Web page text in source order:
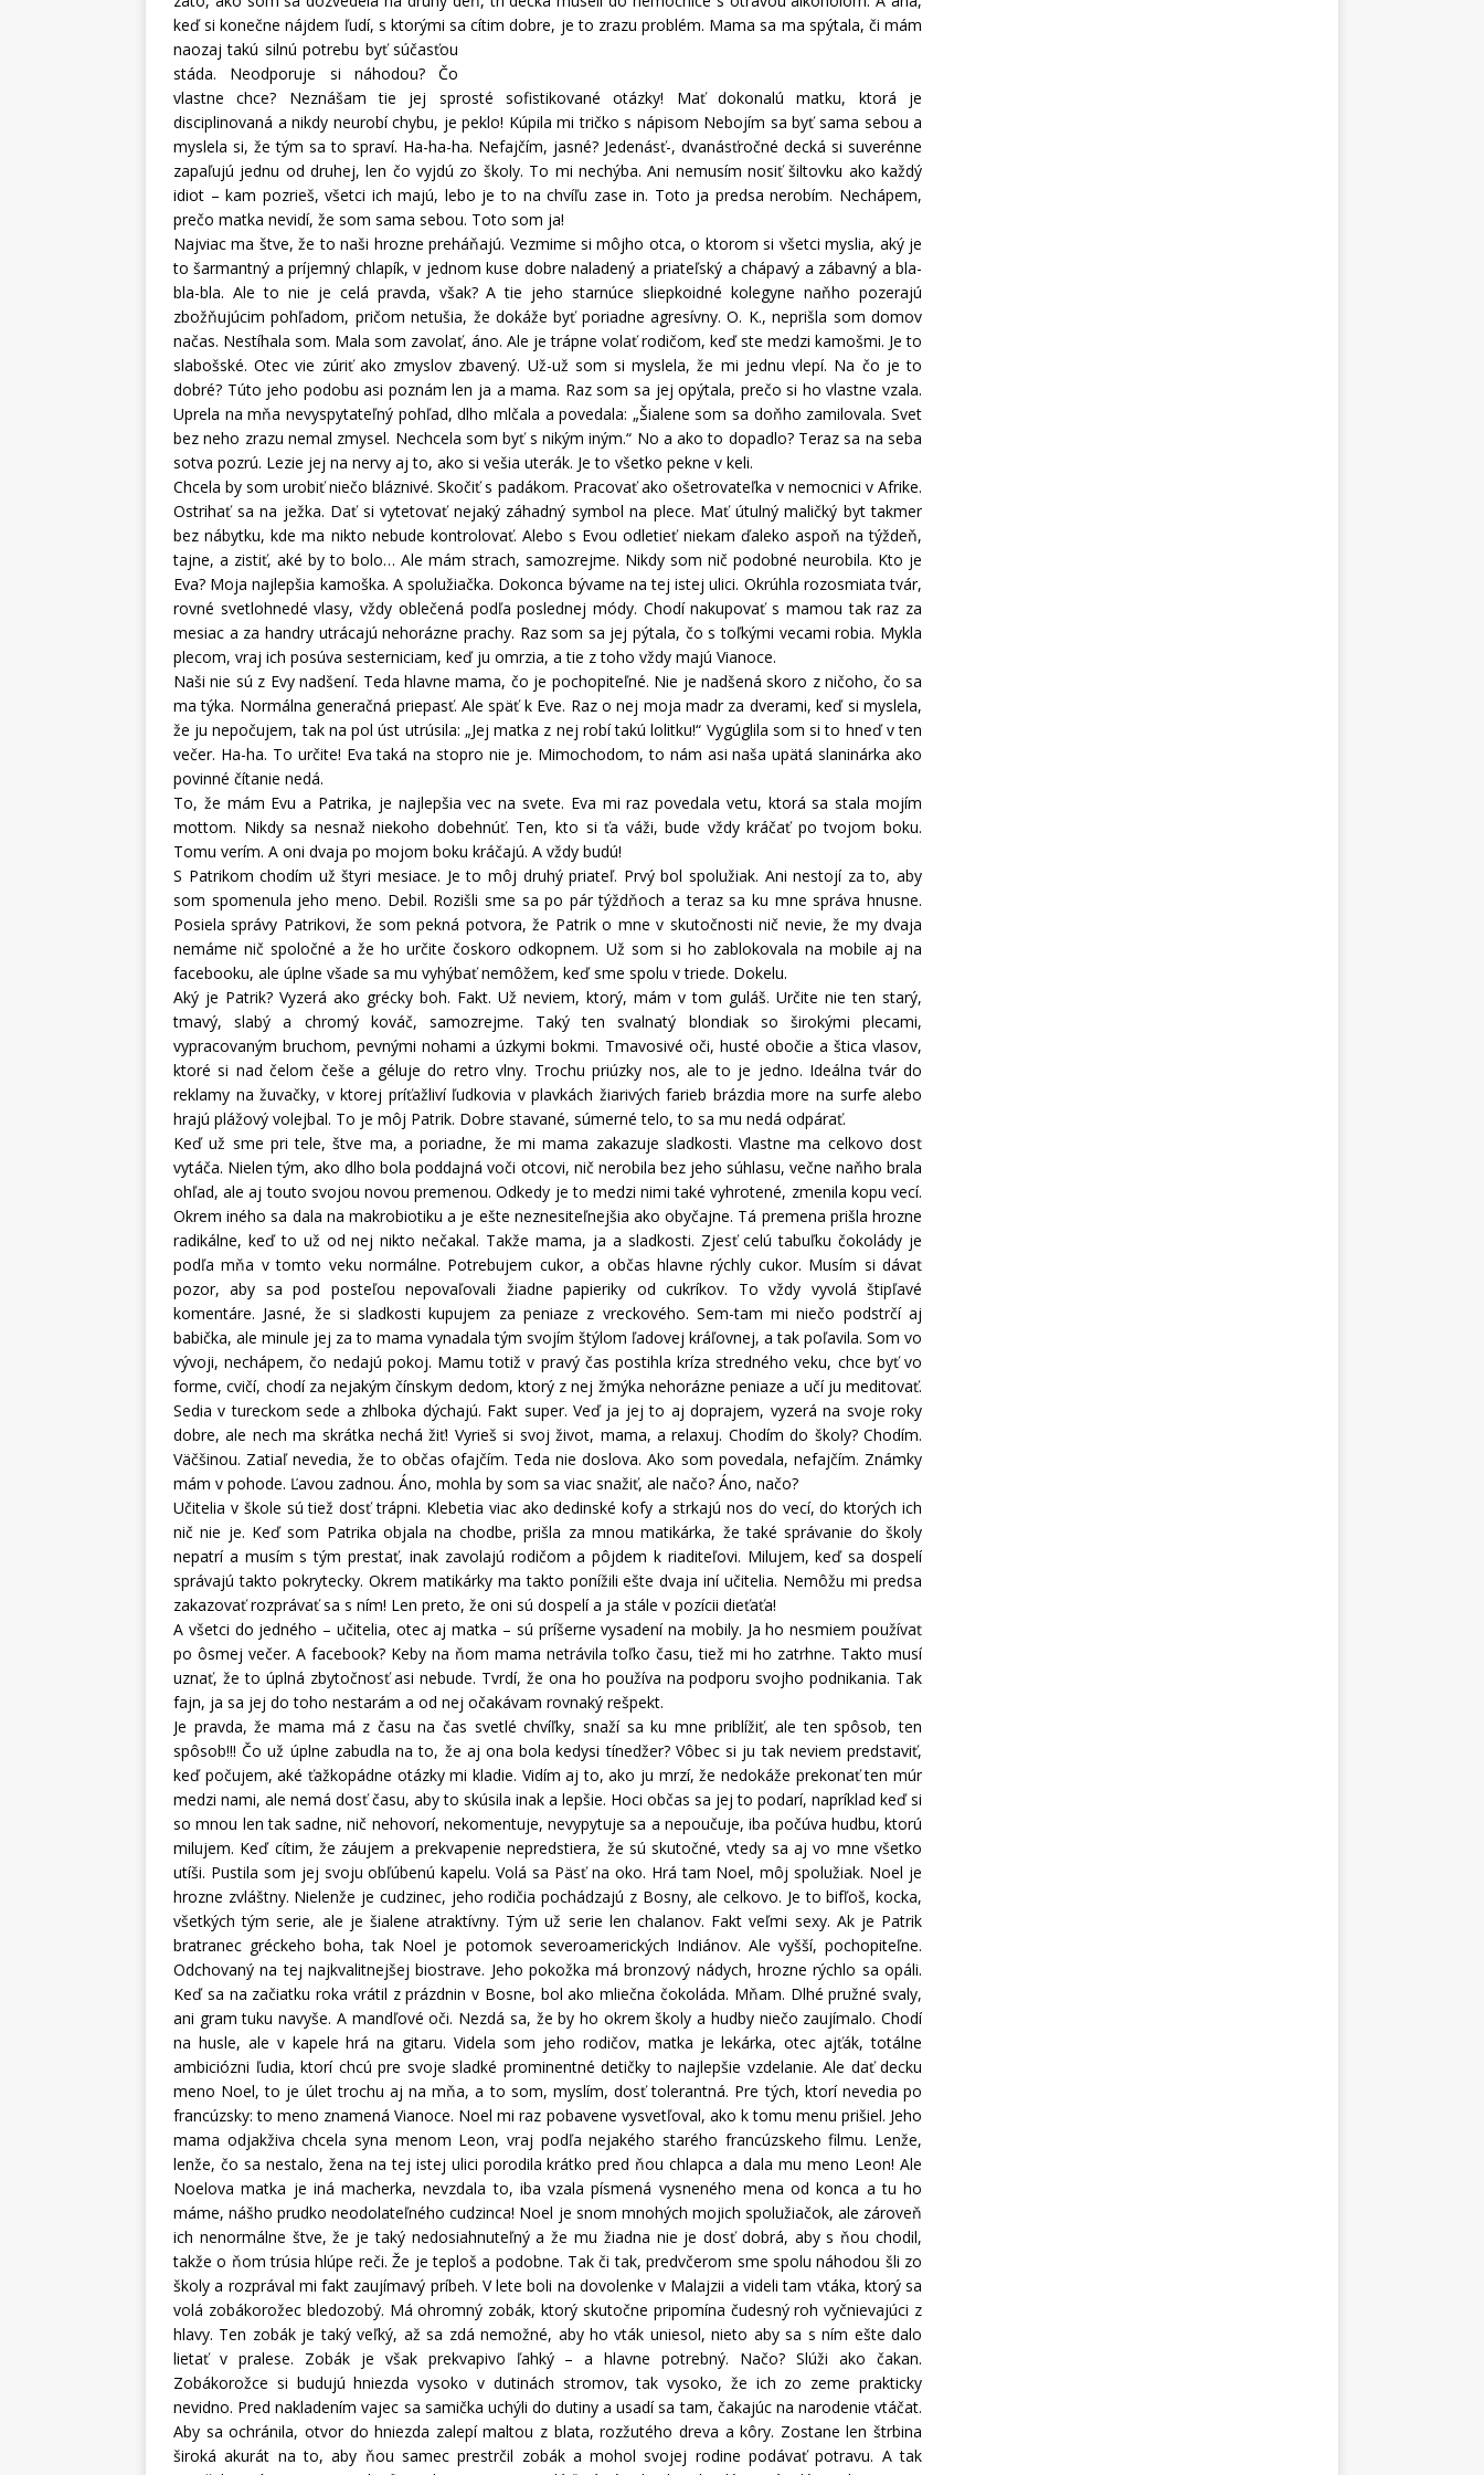
keď si konečne nájdem ľudí, s ktorými sa cítim dobre, je to zrazu problém. Mama sa ma spýtala, či mám
naozaj takú silnú potrebu byť súčasťou
stáda. Neodporuje si náhodou? Čo
vlastne chce? Neznášam tie jej sprosté sofistikované otázky! Mať dokonalú matku, ktorá je
disciplinovaná a nikdy neurobí chybu, je peklo! Kúpila mi tričko s nápisom Nebojím sa byť sama sebou a
myslela si, že tým sa to spraví. Ha-ha-ha. Nefajčím, jasné? Jedenásť-, dvanásťročné decká si suverénne
zapaľujú jednu od druhej, len čo vyjdú zo školy. To mi nechýba. Ani nemusím nosiť šiltovku ako každý
idiot – kam pozrieš, všetci ich majú, lebo je to na chvíľu zase in. Toto ja predsa nerobím. Nechápem,
prečo matka nevidí, že som sama sebou. Toto som ja!
Najviac ma štve, že to naši hrozne preháňajú. Vezmime si môjho otca, o ktorom si všetci myslia, aký je
to šarmantný a príjemný chlapík, v jednom kuse dobre naladený a priateľský a chápavý a zábavný a bla-
bla-bla. Ale to nie je celá pravda, však? A tie jeho starnúce sliepkoidné kolegyne naňho pozerajú
zbožňujúcim pohľadom, pričom netušia, že dokáže byť poriadne agresívny. O. K., neprišla som domov
načas. Nestíhala som. Mala som zavolať, áno. Ale je trápne volať rodičom, keď ste medzi kamošmi. Je to
slabošské. Otec vie zúriť ako zmyslov zbavený. Už-už som si myslela, že mi jednu vlepí. Na čo je to
dobré? Túto jeho podobu asi poznám len ja a mama. Raz som sa jej opýtala, prečo si ho vlastne vzala.
Uprela na mňa nevyspytateľný pohľad, dlho mlčala a povedala: „Šialene som sa doňho zamilovala. Svet
bez neho zrazu nemal zmysel. Nechcela som byť s nikým iným.“ No a ako to dopadlo? Teraz sa na seba
sotva pozrú. Lezie jej na nervy aj to, ako si vešia uterák. Je to všetko pekne v keli.
Chcela by som urobiť niečo bláznivé. Skočiť s padákom. Pracovať ako ošetrovateľka v nemocnici v Afrike.
Ostrihať sa na ježka. Dať si vytetovať nejaký záhadný symbol na plece. Mať útulný maličký byt takmer
bez nábytku, kde ma nikto nebude kontrolovať. Alebo s Evou odletieť niekam ďaleko aspoň na týždeň,
tajne, a zistiť, aké by to bolo… Ale mám strach, samozrejme. Nikdy som nič podobné neurobila. Kto je
Eva? Moja najlepšia kamoška. A spolužiačka. Dokonca bývame na tej istej ulici. Okrúhla rozosmiata tvár,
rovné svetlohnedé vlasy, vždy oblečená podľa poslednej módy. Chodí nakupovať s mamou tak raz za
mesiac a za handry utrácajú nehorázne prachy. Raz som sa jej pýtala, čo s toľkými vecami robia. Mykla
plecom, vraj ich posúva sesterniciam, keď ju omrzia, a tie z toho vždy majú Vianoce.
Naši nie sú z Evy nadšení. Teda hlavne mama, čo je pochopiteľné. Nie je nadšená skoro z ničoho, čo sa
ma týka. Normálna generačná priepasť. Ale späť k Eve. Raz o nej moja madr za dverami, keď si myslela,
že ju nepočujem, tak na pol úst utrúsila: „Jej matka z nej robí takú lolitku!“ Vygúglila som si to hneď v ten
večer. Ha-ha. To určite! Eva taká na stopro nie je. Mimochodom, to nám asi naša upätá slaninárka ako
povinné čítanie nedá.
To, že mám Evu a Patrika, je najlepšia vec na svete. Eva mi raz povedala vetu, ktorá sa stala mojím
mottom. Nikdy sa nesnaž niekoho dobehnúť. Ten, kto si ťa váži, bude vždy kráčať po tvojom boku.
Tomu verím. A oni dvaja po mojom boku kráčajú. A vždy budú!
S Patrikom chodím už štyri mesiace. Je to môj druhý priateľ. Prvý bol spolužiak. Ani nestojí za to, aby
som spomenula jeho meno. Debil. Rozišli sme sa po pár týždňoch a teraz sa ku mne správa hnusne.
Posiela správy Patrikovi, že som pekná potvora, že Patrik o mne v skutočnosti nič nevie, že my dvaja
nemáme nič spoločné a že ho určite čoskoro odkopnem. Už som si ho zablokovala na mobile aj na
facebooku, ale úplne všade sa mu vyhýbať nemôžem, keď sme spolu v triede. Dokelu.
Aký je Patrik? Vyzerá ako grécky boh. Fakt. Už neviem, ktorý, mám v tom guláš. Určite nie ten starý,
tmavý, slabý a chromý kováč, samozrejme. Taký ten svalnatý blondiak so širokými plecami,
vypracovaným bruchom, pevnými nohami a úzkymi bokmi. Tmavosivé oči, husté obočie a štica vlasov,
ktoré si nad čelom češe a géluje do retro vlny. Trochu priúzky nos, ale to je jedno. Ideálna tvár do
reklamy na žuvačky, v ktorej príťažliví ľudkovia v plavkách žiarivých farieb brázdia more na surfe alebo
hrajú plážový volejbal. To je môj Patrik. Dobre stavané, súmerné telo, to sa mu nedá odpárať.
Keď už sme pri tele, štve ma, a poriadne, že mi mama zakazuje sladkosti. Vlastne ma celkovo dosť
vytáča. Nielen tým, ako dlho bola poddajná voči otcovi, nič nerobila bez jeho súhlasu, večne naňho brala
ohľad, ale aj touto svojou novou premenou. Odkedy je to medzi nimi také vyhrotené, zmenila kopu vecí.
Okrem iného sa dala na makrobiotiku a je ešte neznesiteľnejšia ako obyčajne. Tá premena prišla hrozne
radikálne, keď to už od nej nikto nečakal. Takže mama, ja a sladkosti. Zjesť celú tabuľku čokolády je
podľa mňa v tomto veku normálne. Potrebujem cukor, a občas hlavne rýchly cukor. Musím si dávať
pozor, aby sa pod posteľou nepovaľovali žiadne papieriky od cukríkov. To vždy vyvolá štipľavé
komentáre. Jasné, že si sladkosti kupujem za peniaze z vreckového. Sem-tam mi niečo podstrčí aj
babička, ale minule jej za to mama vynadala tým svojím štýlom ľadovej kráľovnej, a tak poľavila. Som vo
vývoji, nechápem, čo nedajú pokoj. Mamu totiž v pravý čas postihla kríza stredného veku, chce byť vo
forme, cvičí, chodí za nejakým čínskym dedom, ktorý z nej žmýka nehorázne peniaze a učí ju meditovať.
Sedia v tureckom sede a zhlboka dýchajú. Fakt super. Veď ja jej to aj doprajem, vyzerá na svoje roky
dobre, ale nech ma skrátka nechá žiť! Vyrieš si svoj život, mama, a relaxuj. Chodím do školy? Chodím.
Väčšinou. Zatiaľ nevedia, že to občas ofajčím. Teda nie doslova. Ako som povedala, nefajčím. Známky
mám v pohode. Ľavou zadnou. Áno, mohla by som sa viac snažiť, ale načo? Áno, načo?
Učitelia v škole sú tiež dosť trápni. Klebetia viac ako dedinské kofy a strkajú nos do vecí, do ktorých ich
nič nie je. Keď som Patrika objala na chodbe, prišla za mnou matikárka, že také správanie do školy
nepatrí a musím s tým prestať, inak zavolajú rodičom a pôjdem k riaditeľovi. Milujem, keď sa dospelí
správajú takto pokrytecky. Okrem matikárky ma takto ponížili ešte dvaja iní učitelia. Nemôžu mi predsa
zakazovať rozprávať sa s ním! Len preto, že oni sú dospelí a ja stále v pozícii dieťaťa!
A všetci do jedného – učitelia, otec aj matka – sú príšerne vysadení na mobily. Ja ho nesmiem používať
po ôsmej večer. A facebook? Keby na ňom mama netrávila toľko času, tiež mi ho zatrhne. Takto musí
uznať, že to úplná zbytočnosť asi nebude. Tvrdí, že ona ho používa na podporu svojho podnikania. Tak
fajn, ja sa jej do toho nestarám a od nej očakávam rovnaký rešpekt.
Je pravda, že mama má z času na čas svetlé chvíľky, snaží sa ku mne priblížiť, ale ten spôsob, ten
spôsob!!! Čo už úplne zabudla na to, že aj ona bola kedysi tínedžer? Vôbec si ju tak neviem predstaviť,
keď počujem, aké ťažkopádne otázky mi kladie. Vidím aj to, ako ju mrzí, že nedokáže prekonať ten múr
medzi nami, ale nemá dosť času, aby to skúsila inak a lepšie. Hoci občas sa jej to podarí, napríklad keď si
so mnou len tak sadne, nič nehovorí, nekomentuje, nevypytuje sa a nepoučuje, iba počúva hudbu, ktorú
milujem. Keď cítim, že záujem a prekvapenie nepredstiera, že sú skutočné, vtedy sa aj vo mne všetko
utíši. Pustila som jej svoju obľúbenú kapelu. Volá sa Päsť na oko. Hrá tam Noel, môj spolužiak. Noel je
hrozne zvláštny. Nielenže je cudzinec, jeho rodičia pochádzajú z Bosny, ale celkovo. Je to bifľoš, kocka,
všetkých tým serie, ale je šialene atraktívny. Tým už serie len chalanov. Fakt veľmi sexy. Ak je Patrik
bratranec gréckeho boha, tak Noel je potomok severoamerických Indiánov. Ale vyšší, pochopiteľne.
Odchovaný na tej najkvalitnejšej biostrave. Jeho pokožka má bronzový nádych, hrozne rýchlo sa opáli.
Keď sa na začiatku roka vrátil z prázdnin v Bosne, bol ako mliečna čokoláda. Mňam. Dlhé pružné svaly,
ani gram tuku navyše. A mandľové oči. Nezdá sa, že by ho okrem školy a hudby niečo zaujímalo. Chodí
na husle, ale v kapele hrá na gitaru. Videla som jeho rodičov, matka je lekárka, otec ajťák, totálne
ambiciózni ľudia, ktorí chcú pre svoje sladké prominentné detičky to najlepšie vzdelanie. Ale dať decku
meno Noel, to je úlet trochu aj na mňa, a to som, myslím, dosť tolerantná. Pre tých, ktorí nevedia po
francúzsky: to meno znamená Vianoce. Noel mi raz pobavene vysvetľoval, ako k tomu menu prišiel. Jeho
mama odjakživa chcela syna menom Leon, vraj podľa nejakého starého francúzskeho filmu. Lenže,
lenže, čo sa nestalo, žena na tej istej ulici porodila krátko pred ňou chlapca a dala mu meno Leon! Ale
Noelova matka je iná macherka, nevzdala to, iba vzala písmená vysneného mena od konca a tu ho
máme, nášho prudko neodolateľného cudzinca! Noel je snom mnohých mojich spolužiačok, ale zároveň
ich nenormálne štve, že je taký nedosiahnuteľný a že mu žiadna nie je dosť dobrá, aby s ňou chodil,
takže o ňom trúsia hlúpe reči. Že je teploš a podobne. Tak či tak, predvčerom sme spolu náhodou šli zo
školy a rozprával mi fakt zaujímavý príbeh. V lete boli na dovolenke v Malajzii a videli tam vtáka, ktorý sa
volá zobákorožec bledozobý. Má ohromný zobák, ktorý skutočne pripomína čudesný roh vyčnievajúci z
hlavy. Ten zobák je taký veľký, až sa zdá nemožné, aby ho vták uniesol, nieto aby sa s ním ešte dalo
lietať v pralese. Zobák je však prekvapivo ľahký – a hlavne potrebný. Načo? Slúži ako čakan.
Zobákorožce si budujú hniezda vysoko v dutinách stromov, tak vysoko, že ich zo zeme prakticky
nevidno. Pred nakladením vajec sa samička uchýli do dutiny a usadí sa tam, čakajúc na narodenie vtáčat.
Aby sa ochránila, otvor do hniezda zalepí maltou z blata, rozžutého dreva a kôry. Zostane len štrbina
široká akurát na to, aby ňou samec prestrčil zobák a mohol svojej rodine podávať potravu. A tak